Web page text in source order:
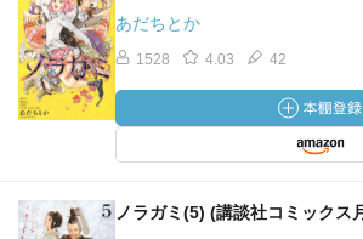
あだちとか
1528 4.03 42
ノラガミ(5) (講談社コミックス